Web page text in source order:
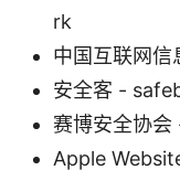
rk
中国互联网
安全客 -
赛博安全协
Apple